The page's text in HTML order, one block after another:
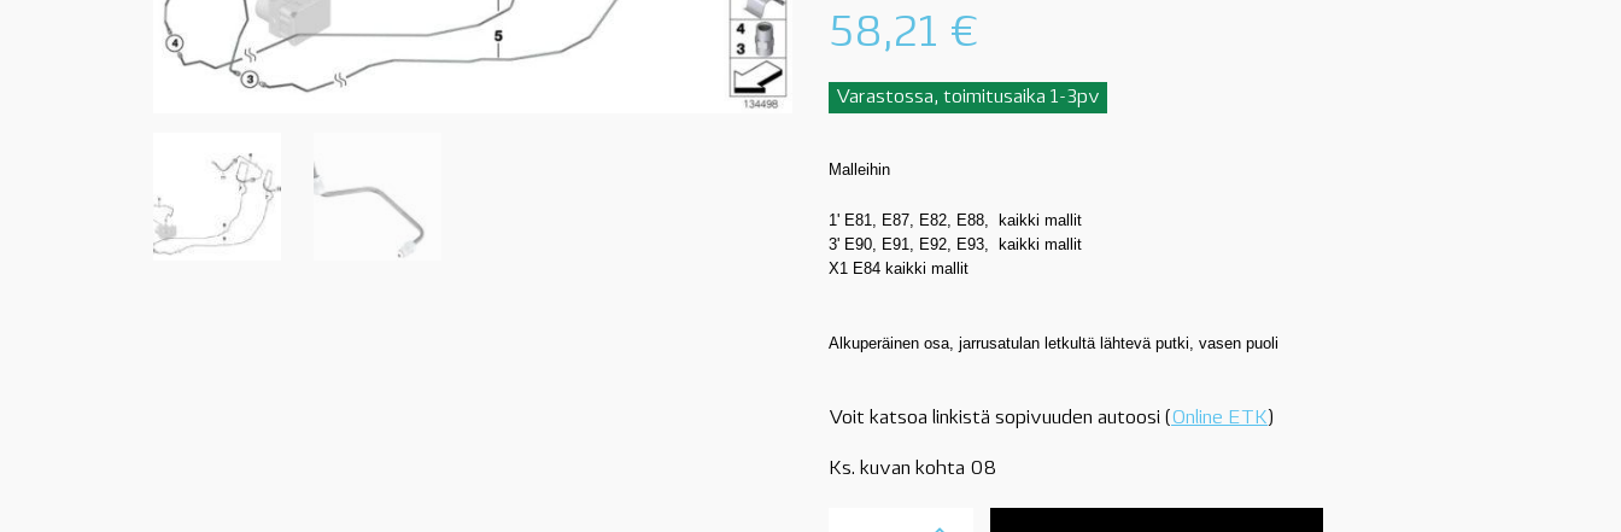
58,21 €
Varastossa, toimitusaika 1-3pv
Malleihin
1' E81, E87, E82, E88, kaikki mallit
3' E90, E91, E92, E93, kaikki mallit
X1 E84 kaikki mallit
Alkuperäinen osa, jarrusatulan letkultä lähtevä putki, vasen puoli
Voit katsoa linkistä sopivuuden autoosi (Online ETK)
Ks. kuvan kohta 08